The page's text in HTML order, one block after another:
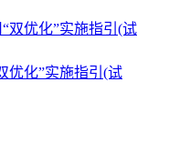
优化”实施指引(试